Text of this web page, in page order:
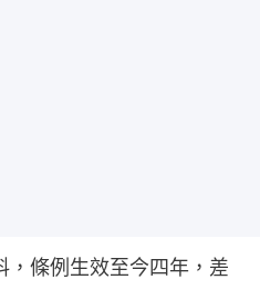
條例生效至今四年，差